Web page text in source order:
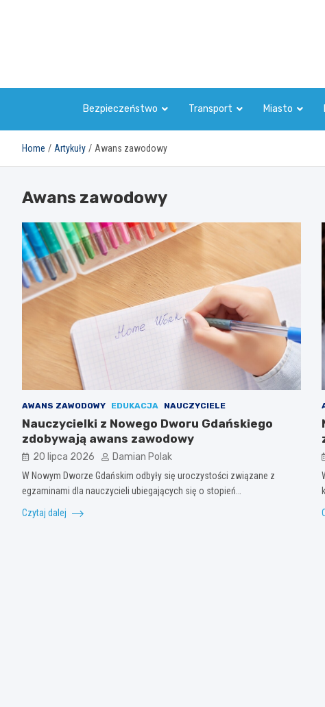
Bezpieczeństwo Transport Miasto
Home Artykuły Awans zawodowy
Awans zawodowy
AWANS ZAWODOWY EDUKACJA NAUCZYCIELE
Nauczycielki z Nowego Dworu Gdańskiego
zdobywają awans zawodowy
20 lipca 2026 Damian Polak
W Nowym Dworze Gdańskim odbyły się uroczystości związane z
egzaminami dla nauczycieli ubiegających się o stopień…
Czytaj dalej